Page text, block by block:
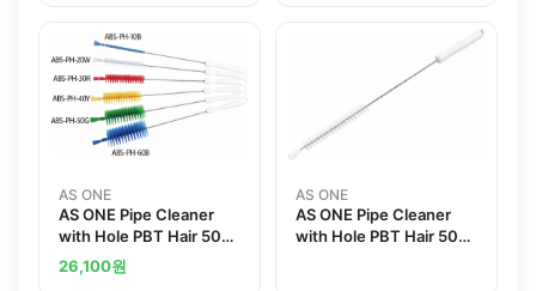
AS ONE
AS ONE Pipe Cleaner
with Hole PBT Hair 500
x 135 x 30 mm Whiteand
others
26,100원
AS ONE
AS ONE Pipe Cleaner
with Hole PBT Hair 500